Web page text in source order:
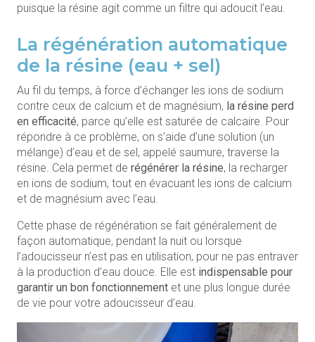
puisque la résine agit comme un filtre qui adoucit l’eau.
La régénération automatique
de la résine (eau + sel)
Au fil du temps, à force d’échanger les ions de sodium
contre ceux de calcium et de magnésium, la résine perd
en efficacité, parce qu’elle est saturée de calcaire. Pour
répondre à ce problème, on s’aide d’une solution (un
mélange) d’eau et de sel, appelé saumure, traverse la
résine. Cela permet de régénérer la résine, la recharger
en ions de sodium, tout en évacuant les ions de calcium
et de magnésium avec l’eau.
Cette phase de régénération se fait généralement de
façon automatique, pendant la nuit ou lorsque
l’adoucisseur n’est pas en utilisation, pour ne pas entraver
à la production d’eau douce. Elle est indispensable pour
garantir un bon fonctionnement et une plus longue durée
de vie pour votre adoucisseur d’eau.